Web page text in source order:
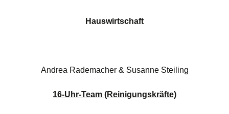
Hauswirtschaft
Andrea Rademacher & Susanne Steiling
16-Uhr-Team (Reinigungskräfte)